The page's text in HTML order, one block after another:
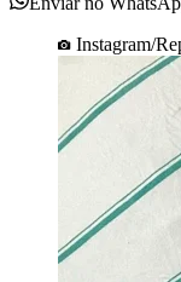
Instagram/